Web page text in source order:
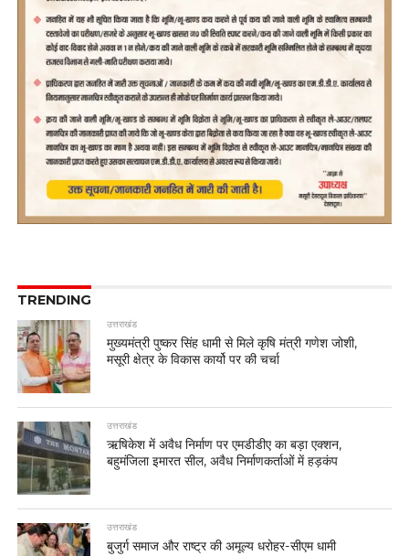
TRENDING
उत्तराखंड
मुख्यमंत्री पुष्कर सिंह धामी से मिले कृषि मंत्री गणेश जोशी,
मसूरी क्षेत्र के विकास कार्यो पर की चर्चा
उत्तराखंड
ऋषिकेश में अवैध निर्माण पर एमडीडीए का बड़ा एक्शन,
बहुमंजिला इमारत सील, अवैध निर्माणकर्ताओं में हड़कंप
उत्तराखंड
बुजुर्ग समाज और राष्ट्र की अमूल्य धरोहर-सीएम धामी